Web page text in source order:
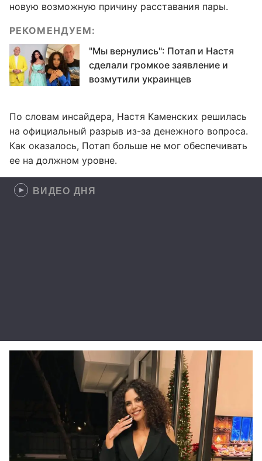
новую возможную причину расставания пары.
РЕКОМЕНДУЕМ:
"Мы вернулись": Потап и Настя
сделали громкое заявление и
возмутили украинцев
По словам инсайдера, Настя Каменских решилась
на официальный разрыв из-за денежного вопроса.
Как оказалось, Потап больше не мог обеспечивать
ее на должном уровне.
ВИДЕО ДНЯ